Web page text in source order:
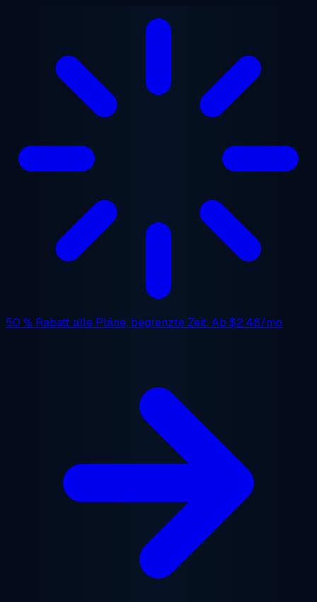
50 % Rabattalle Pläne, begrenzte Zeit. Ab $2.48/mo